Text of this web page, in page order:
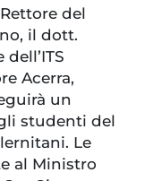
del
il dott.
Acerra,
un
studenti del
Le
al Ministro